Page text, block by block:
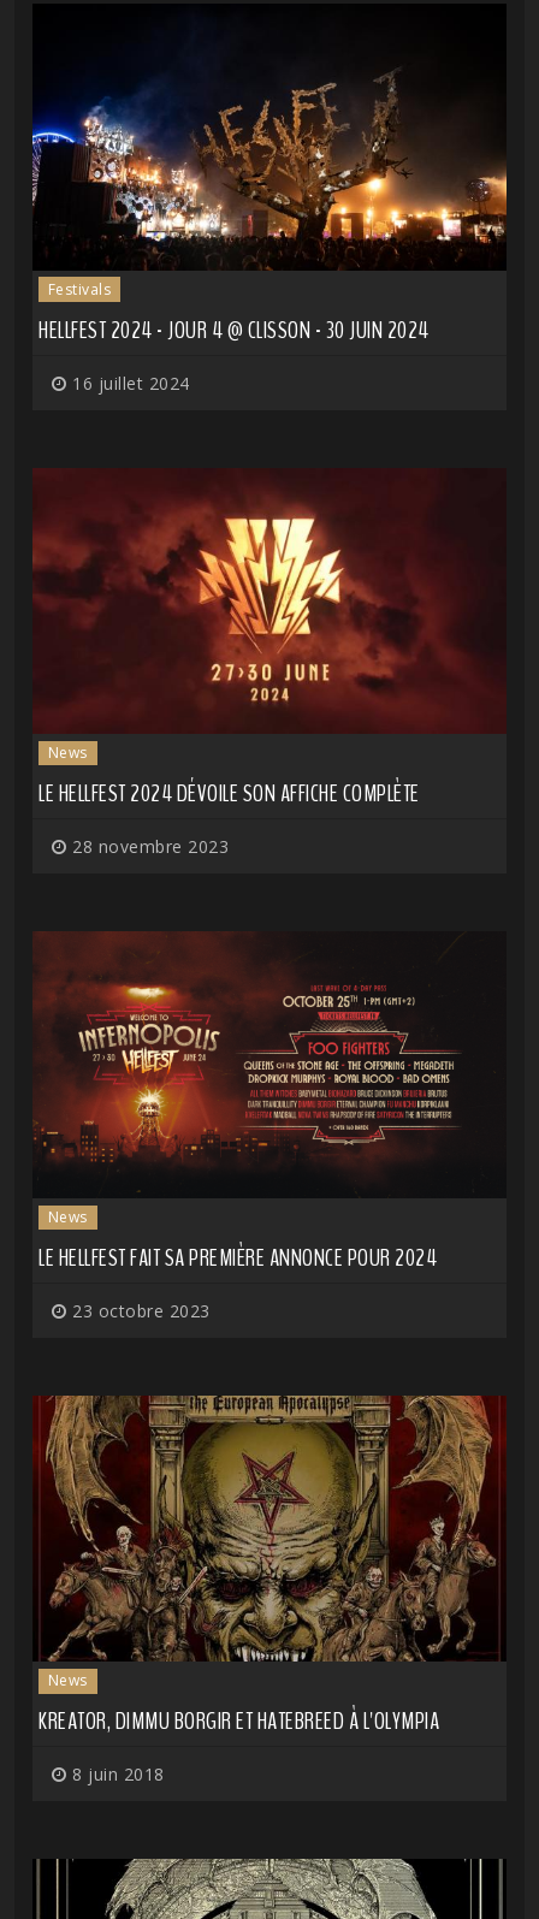
Festivals
HELLFEST 2024 - JOUR 4 @ CLISSON - 30 JUIN 2024
16 juillet 2024
News
LE HELLFEST 2024 DÉVOILE SON AFFICHE COMPLÈTE
28 novembre 2023
News
LE HELLFEST FAIT SA PREMIÈRE ANNONCE POUR 2024
23 octobre 2023
News
KREATOR, DIMMU BORGIR ET HATEBREED À L'OLYMPIA
8 juin 2018